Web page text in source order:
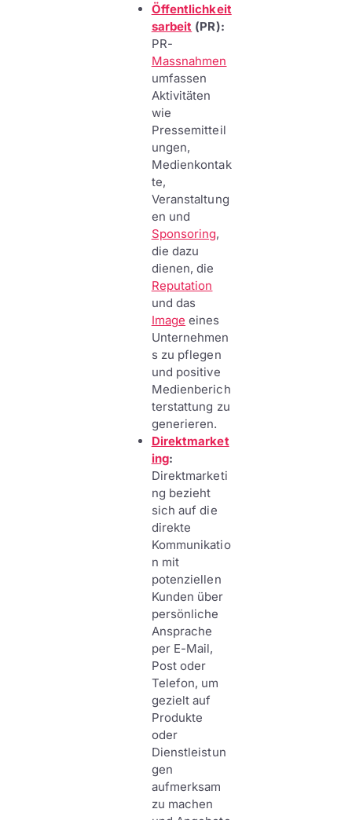
Öffentlichkeit
sarbeit (PR):
PR-
Massnahmen
umfassen
Aktivitäten
wie
Pressemitteil
ungen,
Medienkontak
te,
Veranstaltung
en und
Sponsoring,
die dazu
dienen, die
Reputation
und das
Image eines
Unternehmen
s zu pflegen
und positive
Medienberich
terstattung zu
generieren.
Direktmarket
ing:
Direktmarketi
ng bezieht
sich auf die
direkte
Kommunikatio
n mit
potenziellen
Kunden über
persönliche
Ansprache
per E-Mail,
Post oder
Telefon, um
gezielt auf
Produkte
oder
Dienstleistun
gen
aufmerksam
zu machen